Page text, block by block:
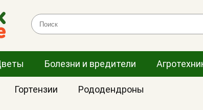
Болезни и вредители
Гортензии Рододендроны